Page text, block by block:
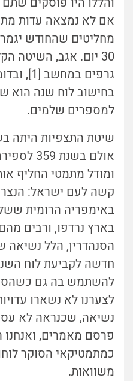
אם לא נמצאה עדות
מחליטים שהחודש
30 יום. אגב, השיטה
גרפים
בחישוב לוח שנה הוא
למספרים שלמים.
שיטת התצפיות היתה
אולם
ומודל מתמטי החליף
קשה לעם ישראל:
באימפריה הרומית
בארץ נרדפו, ורבים
הסנהדרין, הלל נשיאה
חדשה לקביעת לוח
להשתמש בה גם
לצערנו לא נשארו
נשיאה, שכנראה לא
פרסם מאמרים, ואנחנו
כמתמטיקאי הסוקר
משוואות.